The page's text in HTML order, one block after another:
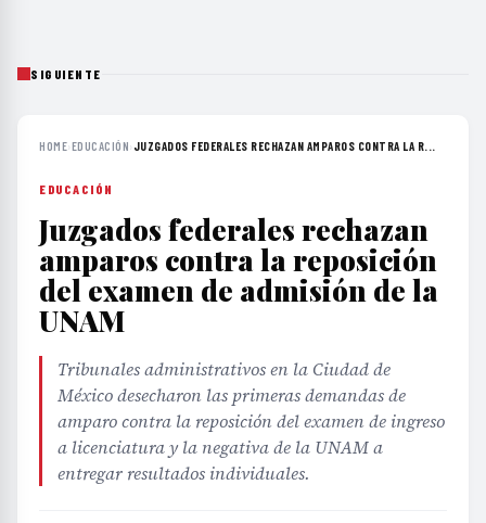
SIGUIENTE
HOME›EDUCACIÓN› JUZGADOS FEDERALES RECHAZAN AMPAROS CONTRA LA R...
EDUCACIÓN
Juzgados federales rechazan
amparos contra la reposición
del examen de admisión de la
UNAM
Tribunales administrativos en la Ciudad de
México desecharon las primeras demandas de
amparo contra la reposición del examen de ingreso
a licenciatura y la negativa de la UNAM a
entregar resultados individuales.